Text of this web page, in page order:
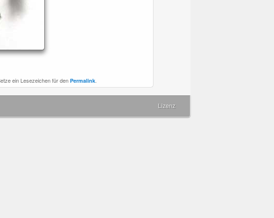
ein Lesezeichen für denPermalink.
Lizenz